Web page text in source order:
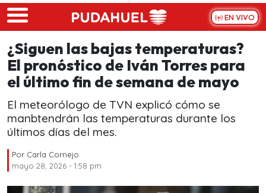
Skip to main content
EN VIVO
¿Siguen las bajas temperaturas?
El pronóstico de Iván Torres para
el último fin de semana de mayo
El meteorólogo de TVN explicó cómo se
manbtendrán las temperaturas durante los
últimos días del mes.
Por Carla Cornejo
mayo 28, 2026 - 1:58 pm